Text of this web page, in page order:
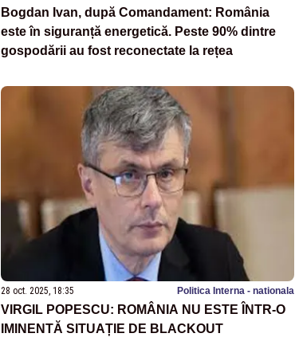
Bogdan Ivan, după Comandament: România
este în siguranță energetică. Peste 90% dintre
gospodării au fost reconectate la rețea
28 oct. 2025, 18:35 Politica Interna - nationala
VIRGIL POPESCU: ROMÂNIA NU ESTE ÎNTR-O
IMINENTĂ SITUAȚIE DE BLACKOUT